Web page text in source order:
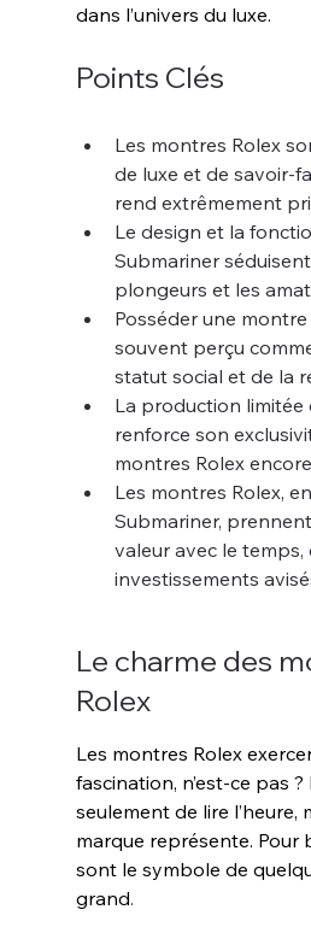
dans l’univers du luxe.
Points Clés
Les montres Rolex
de luxe et de savoir-
rend extrêmement
Le design et la
Submariner
plongeurs et les
Posséder une
souvent perçu
statut social et de la
La production limitée
renforce son
montres Rolex
Les montres Rolex,
Submariner,
valeur avec le temps,
investissements
Le charme des
Rolex
Les montres Rolex
fascination, n’est-ce pas ?
seulement de lire l’heure,
marque représente. Pour
sont le symbole de
grand.